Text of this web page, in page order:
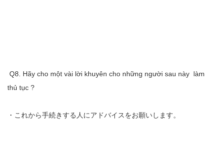
Q8. Hãy cho một vài lời khuyên cho những người sau này làm
thủ tục ?
・これから手続きする人にアドバイスをお願いします。